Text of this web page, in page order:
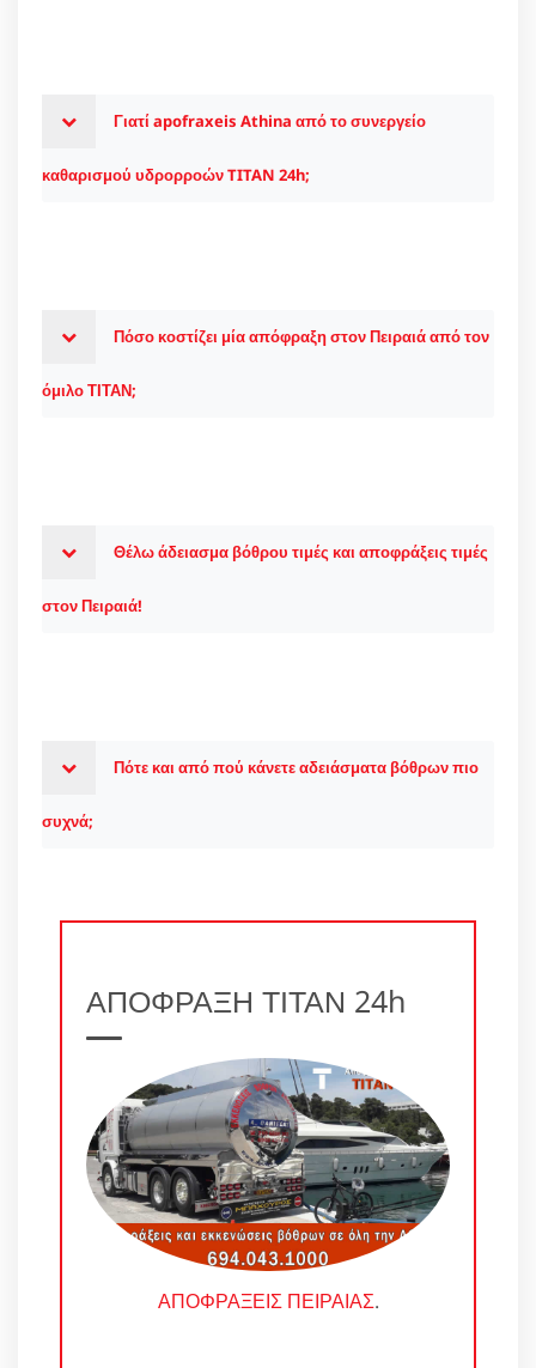
Γιατί apofraxeis Athina από το συνεργείο
καθαρισμού υδρορροών TITAN 24h;
Πόσο κοστίζει μία απόφραξη στον Πειραιά από τον
όμιλο ΤΙΤΑΝ;
Θέλω άδειασμα βόθρου τιμές και αποφράξεις τιμές
στον Πειραιά!
Πότε και από πού κάνετε αδειάσματα βόθρων πιο
συχνά;
ΑΠΟΦΡΑΞΗ ΤΙΤΑΝ 24h
ΑΠΟΦΡΑΞΕΙΣ ΠΕΙΡΑΙΑΣ.